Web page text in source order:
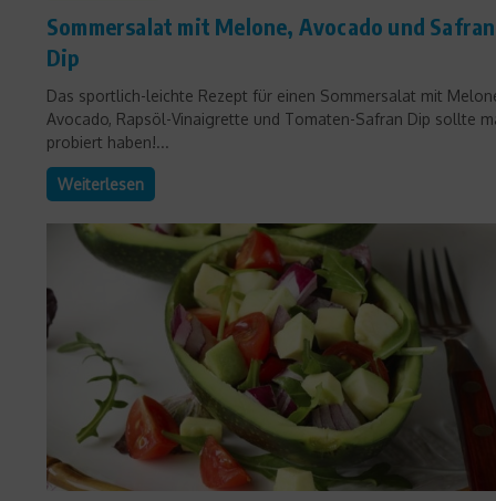
Sommersalat mit Melone, Avocado und Safran
Dip
Das sportlich-leichte Rezept für einen Sommersalat mit
Avocado, Rapsöl-Vinaigrette und Tomaten-Safran Dip sollte
probiert haben!...
Weiterlesen